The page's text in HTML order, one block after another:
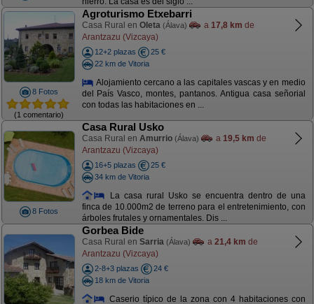
8 Fotos
(1 comentario)
Agroturismo Etxebarri
Casa Rural en Oleta (Álava) a 17,8 km de
Arantzazu (Vizcaya)
12+2 plazas
25 €
22 km de Vitoria
Alojamiento cercano a las capitales vascas y en medio
del País Vasco, montes, pantanos. Antigua casa señorial
con todas las habitaciones en ...
8 Fotos
Casa Rural Usko
Casa Rural en Amurrio (Álava) a 19,5 km de
Arantzazu (Vizcaya)
16+5 plazas
25 €
34 km de Vitoria
La casa rural Usko se encuentra dentro de una
finca de 10.000m2 de terreno para el entretenimiento, con
árboles frutales y ornamentales. Dis ...
Gorbea Bide
Casa Rural en Sarria (Álava) a 21,4 km de
Arantzazu (Vizcaya)
2-8+3 plazas
24 €
18 km de Vitoria
Caserio típico de la zona con 4 habitaciones con